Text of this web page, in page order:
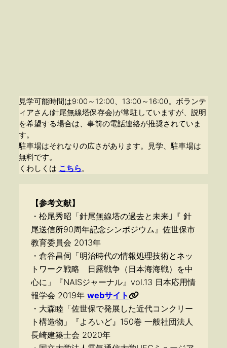
見学可能時間は9:00～12:00、13:00～16:00。ボランテ
ィアさん(針尾無線塔保存会)が常駐していますが、説明
を希望する場合は、事前の電話連絡が推奨されていま
す。
駐車場はそれなりの広さがあります。見学、駐車場は
無料です。
くわしくは こちら。
【参考文献】
・松尾秀昭「針尾無線塔の過去と未来｣『 針
尾送信所90周年記念シンポジウム』佐世保市
教育委員会 2013年
・倉谷昌伺「明治時代の情報処理技術とネッ
トワーク戦略 日露戦争（日本海海戦）を中
心に」『NAISジャーナル』vol.13 日本応用情
報学会 2019年 webサイト
・大森睦「佐世保で発展した近代コンクリー
ト構造物」『よろいど』150巻 一般社団法人
長崎建築士会 2020年